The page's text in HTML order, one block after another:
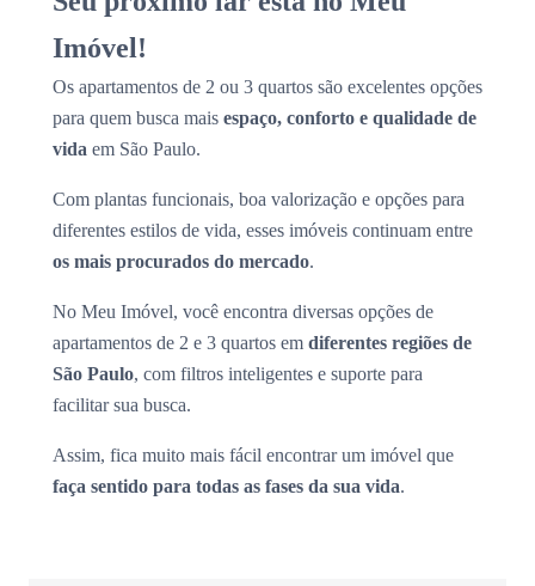
Imóvel!
Os apartamentos de 2 ou 3 quartos são excelentes opções
para quem busca mais espaço, conforto e qualidade de
vida em São Paulo.
Com plantas funcionais, boa valorização e opções para
diferentes estilos de vida, esses imóveis continuam entre
os mais procurados do mercado.
No Meu Imóvel, você encontra diversas opções de
apartamentos de 2 e 3 quartos em diferentes regiões de
São Paulo, com filtros inteligentes e suporte para
facilitar sua busca.
Assim, fica muito mais fácil encontrar um imóvel que
faça sentido para todas as fases da sua vida.